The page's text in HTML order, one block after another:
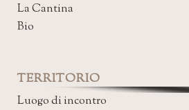
La Cantina
Bio
TERRITORIO
Luogo di incontro